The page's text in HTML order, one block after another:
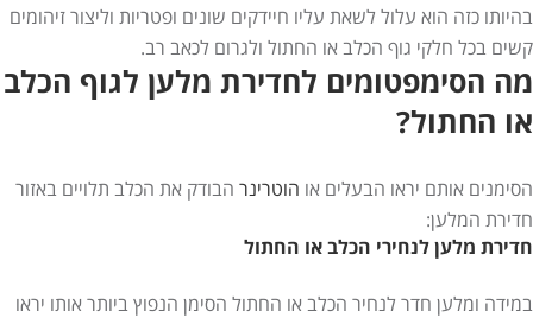
בהיותו כזה הוא עלול לשאת עליו חיידקים שונים ופטריות וליצור זיהומים
קשים בכל חלקי גוף הכלב או החתול ולגרום לכאב רב.
מה הסימפטומים לחדירת מלען לגוף הכלב
או החתול?
הסימנים אותם יראו הבעלים או הוטרינר הבודק את הכלב תלויים באזור
חדירת המלען:
חדירת מלען לנחירי הכלב או החתול
במידה ומלען חדר לנחיר הכלב או החתול הסימן הנפוץ ביותר אותו יראו